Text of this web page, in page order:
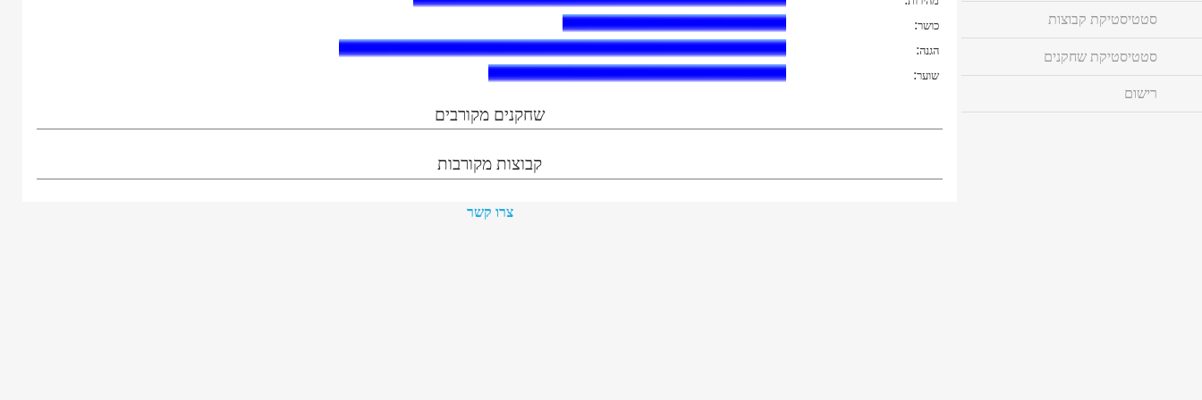
כושר:
הגנה:
שוער:
שחקנים מקורבים
קבוצות מקורבות
צרו קשר
סטטיסטיקת קבוצות
סטטיסטיקת שחקנים
רישום